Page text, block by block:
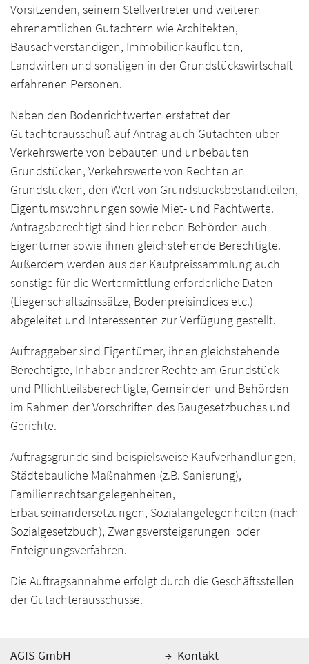
Vorsitzenden, seinem Stellvertreter und weiteren
ehrenamtlichen Gutachtern wie Architekten,
Bausachverständigen, Immobilienkaufleuten,
Landwirten und sonstigen in der Grundstückswirtschaft
erfahrenen Personen.
Neben den Bodenrichtwerten erstattet der
Gutachterausschuß auf Antrag auch Gutachten über
Verkehrswerte von bebauten und unbebauten
Grundstücken, Verkehrswerte von Rechten an
Grundstücken, den Wert von Grundstücksbestandteilen,
Eigentumswohnungen sowie Miet- und Pachtwerte.
Antragsberechtigt sind hier neben Behörden auch
Eigentümer sowie ihnen gleichstehende Berechtigte.
Außerdem werden aus der Kaufpreissammlung auch
sonstige für die Wertermittlung erforderliche Daten
(Liegenschaftszinssätze, Bodenpreisindices etc.)
abgeleitet und Interessenten zur Verfügung gestellt.
Auftraggeber sind Eigentümer, ihnen gleichstehende
Berechtigte, Inhaber anderer Rechte am Grundstück
und Pflichtteilsberechtigte, Gemeinden und Behörden
im Rahmen der Vorschriften des Baugesetzbuches und
Gerichte.
Auftragsgründe sind beispielsweise Kaufverhandlungen,
Städtebauliche Maßnahmen (z.B. Sanierung),
Familienrechtsangelegenheiten,
Erbauseinandersetzungen, Sozialangelegenheiten (nach
Sozialgesetzbuch), Zwangsversteigerungen oder
Enteignungsverfahren.
Die Auftragsannahme erfolgt durch die Geschäftsstellen
der Gutachterausschüsse.
AGIS GmbH
Kontakt